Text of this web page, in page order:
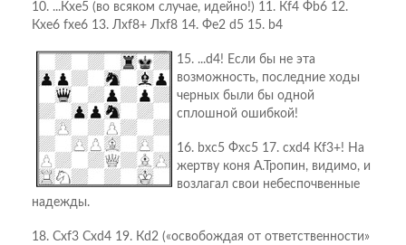
10. ...Кxe5 (во всяком случае, идейно!) 11. Кf4 Фb6 12.
Кxe6 fxe6 13. Лxf8+ Лxf8 14. Фe2 d5 15. b4
15. ...d4! Если бы не эта
возможность, последние ходы
черных были бы одной
сплошной ошибкой!
16. bxc5 Фxc5 17. cxd4 Кf3+! На
жертву коня А.Тропин, видимо, и
возлагал свои небеспочвенные
надежды.
18. Сxf3 Сxd4 19. Кd2 («освобождая от ответственности»